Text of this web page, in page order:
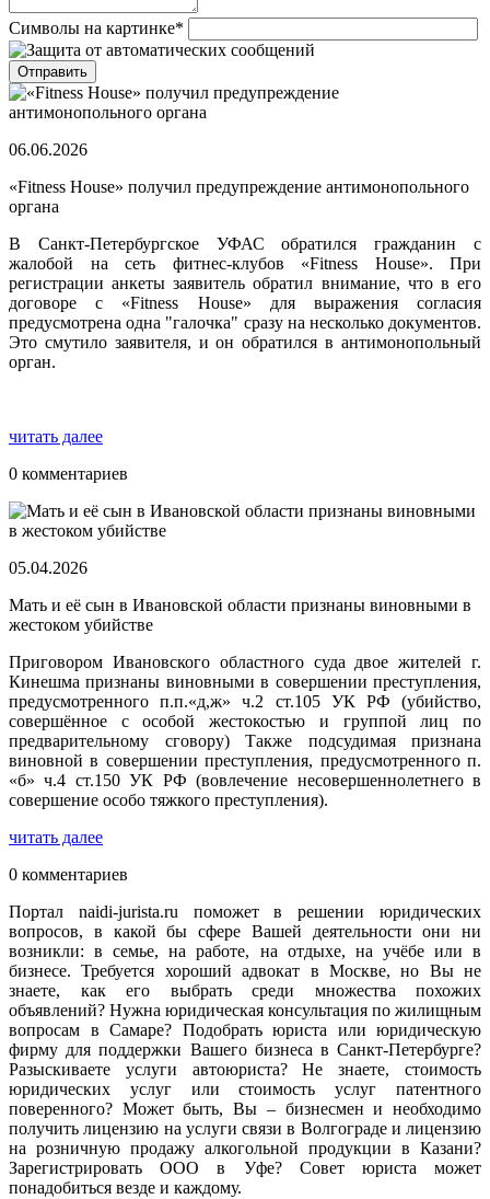
Символы на картинке*
06.06.2026
«Fitness House» получил предупреждение антимонопольного
органа
В Санкт-Петербургское УФАС обратился гражданин с
жалобой на сеть фитнес-клубов «Fitness House». При
регистрации анкеты заявитель обратил внимание, что в его
договоре с «Fitness House» для выражения согласия
предусмотрена одна "галочка" сразу на несколько документов.
Это смутило заявителя, и он обратился в антимонопольный
орган.
читать далее
0 комментариев
05.04.2026
Мать и её сын в Ивановской области признаны виновными в
жестоком убийстве
Приговором Ивановского областного суда двое жителей г.
Кинешма признаны виновными в совершении преступления,
предусмотренного п.п.«д,ж» ч.2 ст.105 УК РФ (убийство,
совершённое с особой жестокостью и группой лиц по
предварительному сговору) Также подсудимая признана
виновной в совершении преступления, предусмотренного п.
«б» ч.4 ст.150 УК РФ (вовлечение несовершеннолетнего в
совершение особо тяжкого преступления).
читать далее
0 комментариев
Портал naidi-jurista.ru поможет в решении юридических
вопросов, в какой бы сфере Вашей деятельности они ни
возникли: в семье, на работе, на отдыхе, на учёбе или в
бизнесе. Требуется хороший адвокат в Москве, но Вы не
знаете, как его выбрать среди множества похожих
объявлений? Нужна юридическая консультация по жилищным
вопросам в Самаре? Подобрать юриста или юридическую
фирму для поддержки Вашего бизнеса в Санкт-Петербурге?
Разыскиваете услуги автоюриста? Не знаете, стоимость
юридических услуг или стоимость услуг патентного
поверенного? Может быть, Вы – бизнесмен и необходимо
получить лицензию на услуги связи в Волгограде и лицензию
на розничную продажу алкогольной продукции в Казани?
Зарегистрировать ООО в Уфе? Совет юриста может
понадобиться везде и каждому.